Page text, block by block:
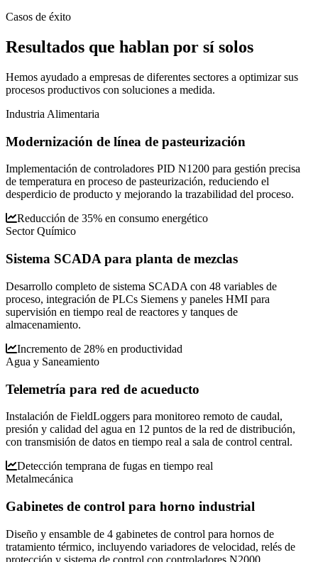
Casos de éxito
Resultados que hablan por sí solos
Hemos ayudado a empresas de diferentes sectores a optimizar sus
procesos productivos con soluciones a medida.
Industria Alimentaria
Modernización de línea de pasteurización
Implementación de controladores PID N1200 para gestión precisa
de temperatura en proceso de pasteurización, reduciendo el
desperdicio de producto y mejorando la trazabilidad del proceso.
Reducción de 35% en consumo energético
Sector Químico
Sistema SCADA para planta de mezclas
Desarrollo completo de sistema SCADA con 48 variables de
proceso, integración de PLCs Siemens y paneles HMI para
supervisión en tiempo real de reactores y tanques de
almacenamiento.
Incremento de 28% en productividad
Agua y Saneamiento
Telemetría para red de acueducto
Instalación de FieldLoggers para monitoreo remoto de caudal,
presión y calidad del agua en 12 puntos de la red de distribución,
con transmisión de datos en tiempo real a sala de control central.
Detección temprana de fugas en tiempo real
Metalmecánica
Gabinetes de control para horno industrial
Diseño y ensamble de 4 gabinetes de control para hornos de
tratamiento térmico, incluyendo variadores de velocidad, relés de
protección y sistema de control con controladores N2000.